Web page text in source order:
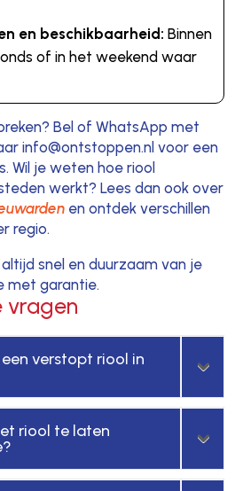
en beschikbaarheid: Binnen
of in het weekend waar
Bel of WhatsApp met
info@ontstoppen.nl voor een
Wil je weten hoe riool
werkt? Lees dan ook over
en ontdek verschillen
regio.
snel en duurzaam van je
met garantie.
vragen
verstopt riool in
riool te laten